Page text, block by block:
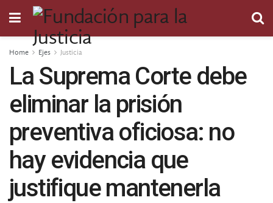
Home Ejes Justicia
La Suprema Corte debe
eliminar la prisión
preventiva oficiosa: no
hay evidencia que
justifique mantenerla